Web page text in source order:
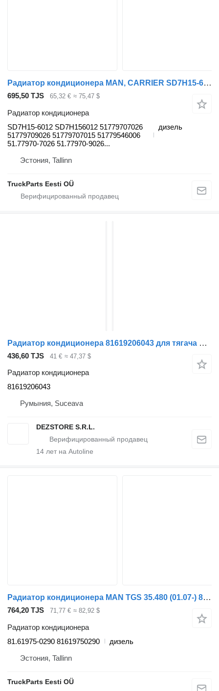
Радиатор кондиционера MAN, CARRIER SD7H15-6012 для тягача MAN TGL, TGM, TGS, TGX (2005-2021)
695,50 TJS 65,32 € ≈ 75,47 $
Радиатор кондиционера
SD7H15-6012 SD7H156012 51779707026
51779709026 51779707015 51779546006
51.77970-7026 51.77970-9026...
дизель
Эстония, Tallinn
TruckParts Eesti OÜ
Радиатор кондиционера 81619206043 для тягача MAN TGX
436,60 TJS 41 € ≈ 47,37 $
Радиатор кондиционера
81619206043
Румыния, Suceava
DEZSTORE S.R.L.
14 лет на Autoline
Радиатор кондиционера MAN TGS 35.480 (01.07-) 81.61975-0290 для тягача MAN TGL, TGM, TGS, TGX (2005-2021)
764,20 TJS 71,77 € ≈ 82,92 $
Радиатор кондиционера
81.61975-0290 81619750290
дизель
Эстония, Tallinn
TruckParts Eesti OÜ